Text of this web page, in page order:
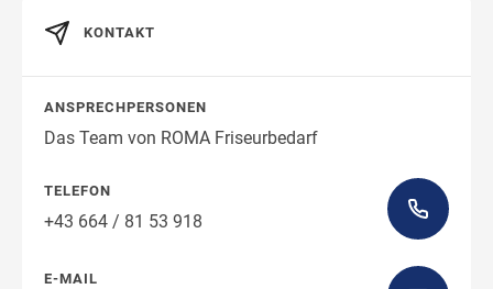
Wegbeschreibung
KONTAKT
ANSPRECHPERSONEN
Das Team von ROMA Friseurbedarf
TELEFON
+43 664 / 81 53 918
E-MAIL